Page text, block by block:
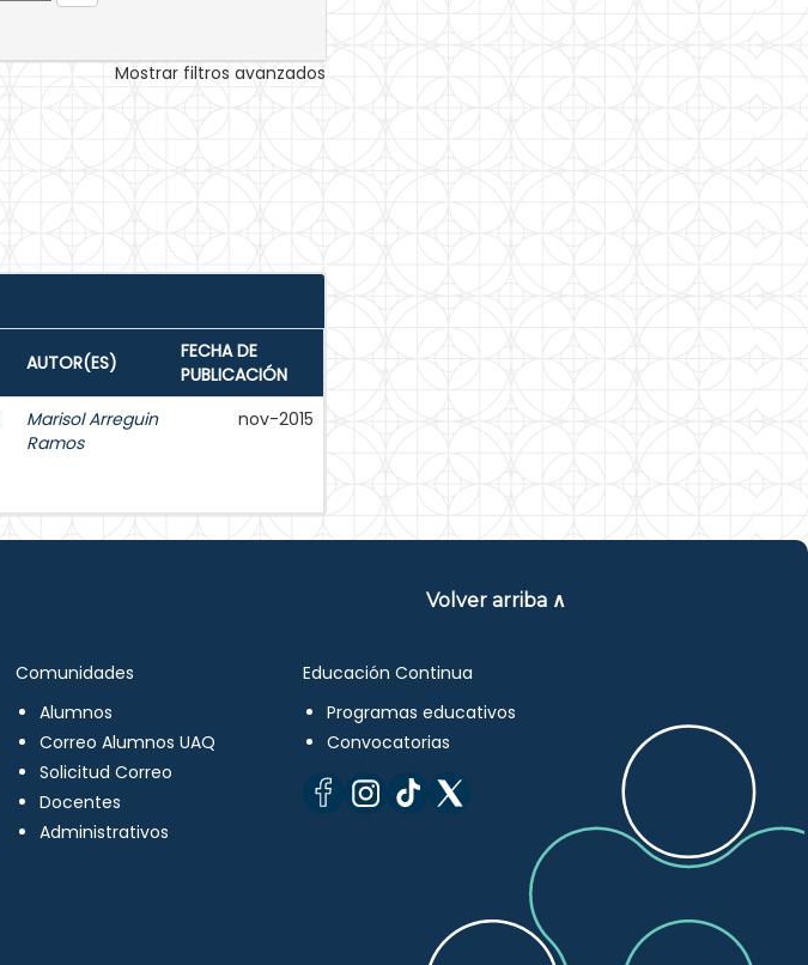
Mostrar filtros avanzados
AUTOR(ES)
FECHA DE
PUBLICACIÓN
Marisol Arreguin
Ramos
nov-2015
Volver arriba ∧
Comunidades
Alumnos
Correo Alumnos UAQ
Solicitud Correo
Docentes
Administrativos
Educación Continua
Programas educativos
Convocatorias